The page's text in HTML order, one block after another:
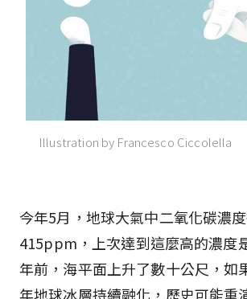
Illustration by Francesco Ciccolella
今年5月，地球大氣中二氧化碳濃
415ppm，上次達到這麼高的濃度
年前，海平面上升了數十公尺，如
年地球冰層持續融化，歷史可能重